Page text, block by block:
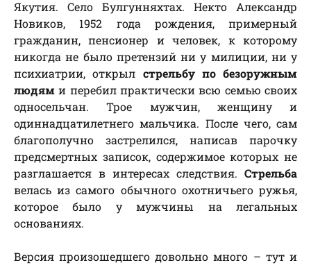
Якутия. Село Булгунняхтах. Некто Александр
Новиков, 1952 года рождения, примерный
гражданин, пенсионер и человек, к которому
никогда не было претензий ни у милиции, ни у
психиатрии, открыл стрельбу по безоружным
людям и перебил практически всю семью своих
односельчан. Трое мужчин, женщину и
одиннадцатилетнего мальчика. После чего, сам
благополучно застрелился, написав парочку
предсмертных записок, содержимое которых не
разглашается в интересах следствия. Стрельба
велась из самого обычного охотничьего ружья,
которое было у мужчины на легальных
основаниях.
Версия произошедшего довольно много – тут и